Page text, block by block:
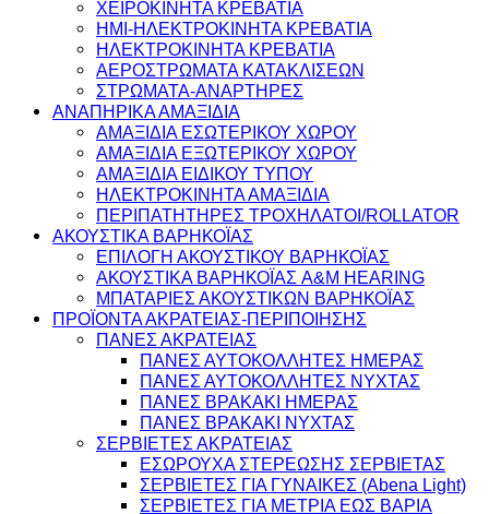
ΧΕΙΡΟΚΙΝΗΤΑ ΚΡΕΒΑΤΙΑ
ΗΜΙ-ΗΛΕΚΤΡΟΚΙΝΗΤΑ ΚΡΕΒΑΤΙΑ
ΗΛΕΚΤΡΟΚΙΝΗΤΑ ΚΡΕΒΑΤΙΑ
ΑΕΡΟΣΤΡΩΜΑΤΑ ΚΑΤΑΚΛΙΣΕΩΝ
ΣΤΡΩΜΑΤΑ-ΑΝΑΡΤΗΡΕΣ
ΑΝΑΠΗΡΙΚΑ ΑΜΑΞΙΔΙΑ
ΑΜΑΞΙΔΙΑ ΕΣΩΤΕΡΙΚΟΥ ΧΩΡΟΥ
ΑΜΑΞΙΔΙΑ ΕΞΩΤΕΡΙΚΟΥ ΧΩΡΟΥ
ΑΜΑΞΙΔΙΑ ΕΙΔΙΚΟΥ ΤΥΠΟΥ
ΗΛΕΚΤΡΟΚΙΝΗΤΑ ΑΜΑΞΙΔΙΑ
ΠΕΡΙΠΑΤΗΤΗΡΕΣ ΤΡΟΧΗΛΑΤΟΙ/ROLLATOR
ΑΚΟΥΣΤΙΚΑ ΒΑΡΗΚΟΪΑΣ
ΕΠΙΛΟΓΗ ΑΚΟΥΣΤΙΚΟΥ ΒΑΡΗΚΟΪΑΣ
ΑΚΟΥΣΤΙΚΑ ΒΑΡΗΚΟΪΑΣ A&M HEARING
ΜΠΑΤΑΡΙΕΣ ΑΚΟΥΣΤΙΚΩΝ ΒΑΡΗΚΟΪΑΣ
ΠΡΟΪΟΝΤΑ ΑΚΡΑΤΕΙΑΣ-ΠΕΡΙΠΟΙΗΣΗΣ
ΠΑΝΕΣ ΑΚΡΑΤΕΙΑΣ
ΠΑΝΕΣ ΑΥΤΟΚΟΛΛΗΤΕΣ ΗΜΕΡΑΣ
ΠΑΝΕΣ ΑΥΤΟΚΟΛΛΗΤΕΣ ΝΥΧΤΑΣ
ΠΑΝΕΣ ΒΡΑΚΑΚΙ ΗΜΕΡΑΣ
ΠΑΝΕΣ ΒΡΑΚΑΚΙ ΝΥΧΤΑΣ
ΣΕΡΒΙΕΤΕΣ ΑΚΡΑΤΕΙΑΣ
ΕΣΩΡΟΥΧΑ ΣΤΕΡΕΩΣΗΣ ΣΕΡΒΙΕΤΑΣ
ΣΕΡΒΙΕΤΕΣ ΓΙΑ ΓΥΝΑΙΚΕΣ (Abena Light)
ΣΕΡΒΙΕΤΕΣ ΓΙΑ ΜΕΤΡΙΑ ΕΩΣ ΒΑΡΙΑ